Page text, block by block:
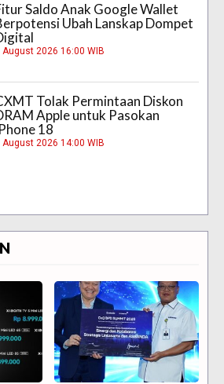
Saldo Anak Google Wallet
Ubah Lanskap Dompet
August 2026 16:00 WIB
Tolak Permintaan Diskon
Apple untuk Pasokan
18
August 2026 14:00 WIB